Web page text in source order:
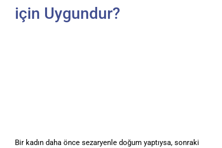
için Uygundur?
Bir kadın daha önce sezaryenle doğum yaptıysa, sonraki